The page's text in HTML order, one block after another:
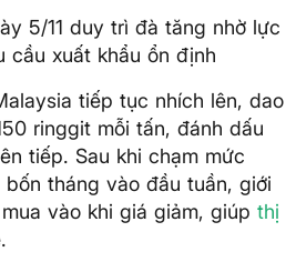
5/11 duy trì đà tăng nhờ lực
cầu xuất khẩu ổn định
tiếp tục nhích lên, dao
ringgit mỗi tấn, đánh dấu
tiếp. Sau khi chạm mức
tháng vào đầu tuần, giới
vào khi giá giảm, giúp thị